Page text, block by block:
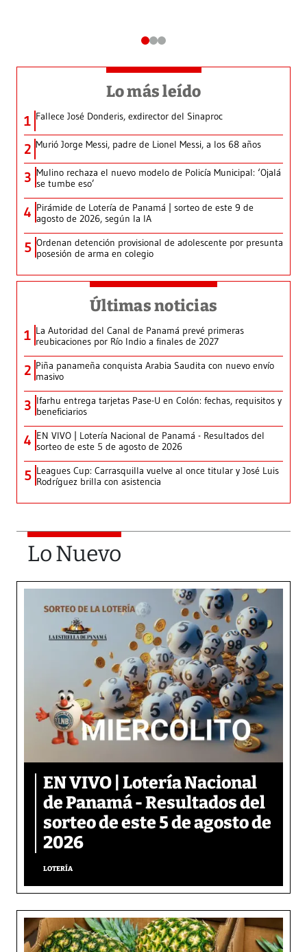
Lo más leído
1 Fallece José Donderis, exdirector del Sinaproc
2 Murió Jorge Messi, padre de Lionel Messi, a los 68 años
3 Mulino rechaza el nuevo modelo de Policía Municipal: ‘Ojalá
se tumbe eso’
4 Pirámide de Lotería de Panamá | sorteo de este 9 de
agosto de 2026, según la IA
5 Ordenan detención provisional de adolescente por presunta
posesión de arma en colegio
Últimas noticias
1 La Autoridad del Canal de Panamá prevé primeras
reubicaciones por Río Indio a finales de 2027
2 Piña panameña conquista Arabia Saudita con nuevo envío
masivo
3 Ifarhu entrega tarjetas Pase-U en Colón: fechas, requisitos y
beneficiarios
4 EN VIVO | Lotería Nacional de Panamá - Resultados del
sorteo de este 5 de agosto de 2026
5 Leagues Cup: Carrasquilla vuelve al once titular y José Luis
Rodríguez brilla con asistencia
Lo Nuevo
EN VIVO | Lotería Nacional
de Panamá - Resultados del
sorteo de este 5 de agosto de
2026
LOTERÍA